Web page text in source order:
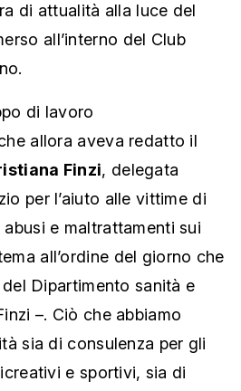
di attualità alla luce del
all’interno del Club
di lavoro
allora aveva redatto il
Finzi, delegata
per l’aiuto alle vittime di
e maltrattamenti sui
all’ordine del giorno che
Dipartimento sanità e
–. Ciò che abbiamo
sia di consulenza per gli
e sportivi, sia di